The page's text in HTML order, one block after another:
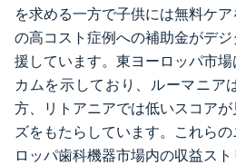
を求める一方で子供には無料ケ
の高コスト症例への補助金がデ
援しています。東ヨーロッパ市
カムを示しており、ルーマニア
方、リトアニアでは低いスコア
ズをもたらしています。これら
ロッパ歯科機器市場内の収益ス